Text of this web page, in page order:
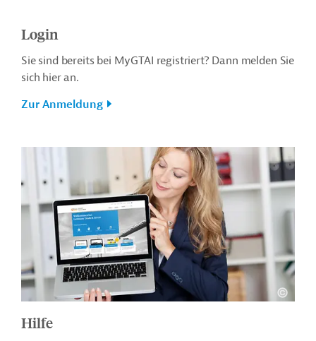
Login
Sie sind bereits bei MyGTAI registriert? Dann melden Sie
sich hier an.
Zur Anmeldung
Hilfe